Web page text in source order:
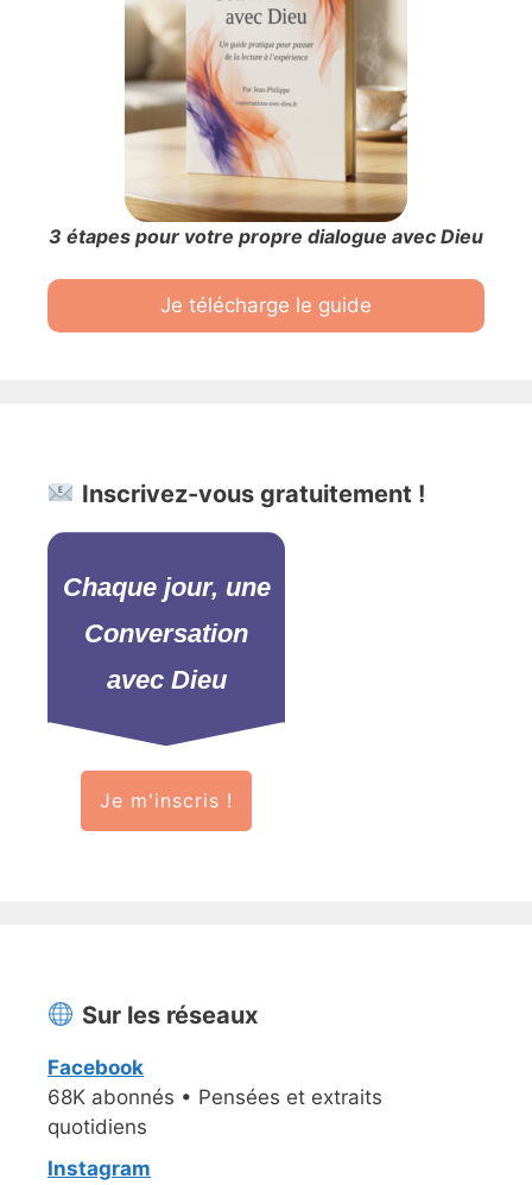
3 étapes pour votre propre dialogue avec Dieu
Je télécharge le guide
Inscrivez-vous gratuitement !
Chaque jour, une
Conversation
avec Dieu
Je m'inscris !
Sur les réseaux
Facebook
68K abonnés • Pensées et extraits
quotidiens
Instagram